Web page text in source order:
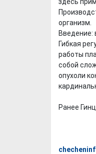
организм.
Введение:
Гибкая
работы
собой
опухоли
Ранее